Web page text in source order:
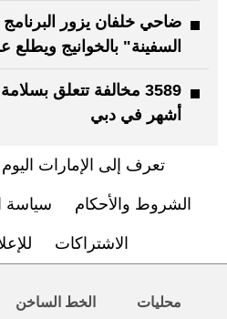
ضاحي خلفان يزور
السفينة" بالخوانيج ويطلع
أشهر في دبي
تعرف إلى الإمارات اليوم
الشروط والأحكام سياسة
الاشتراكات
محليات الخط الساخن